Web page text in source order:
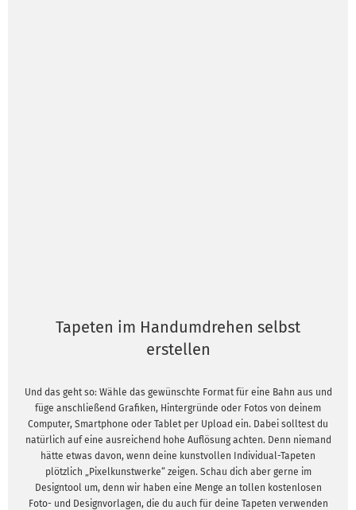
Tapeten im Handumdrehen selbst
erstellen
Und das geht so: Wähle das gewünschte Format für eine Bahn aus und
füge anschließend Grafiken, Hintergründe oder Fotos von deinem
Computer, Smartphone oder Tablet per Upload ein. Dabei solltest du
natürlich auf eine ausreichend hohe Auflösung achten. Denn niemand
hätte etwas davon, wenn deine kunstvollen Individual-Tapeten
plötzlich „Pixelkunstwerke“ zeigen. Schau dich aber gerne im
Designtool um, denn wir haben eine Menge an tollen kostenlosen
Foto- und Designvorlagen, die du auch für deine Tapeten verwenden